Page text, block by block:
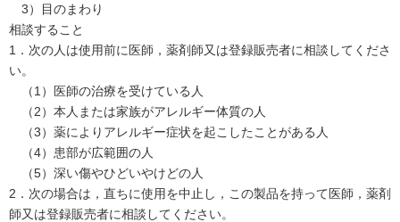
3）目のまわり
相談すること
1．次の人は使用前に医師，薬剤師又は登録販売者に相談してくださ
い。
（1）医師の治療を受けている人
（2）本人または家族がアレルギー体質の人
（3）薬によりアレルギー症状を起こしたことがある人
（4）患部が広範囲の人
（5）深い傷やひどいやけどの人
2．次の場合は，直ちに使用を中止し，この製品を持って医師，薬剤
師又は登録販売者に相談してください。